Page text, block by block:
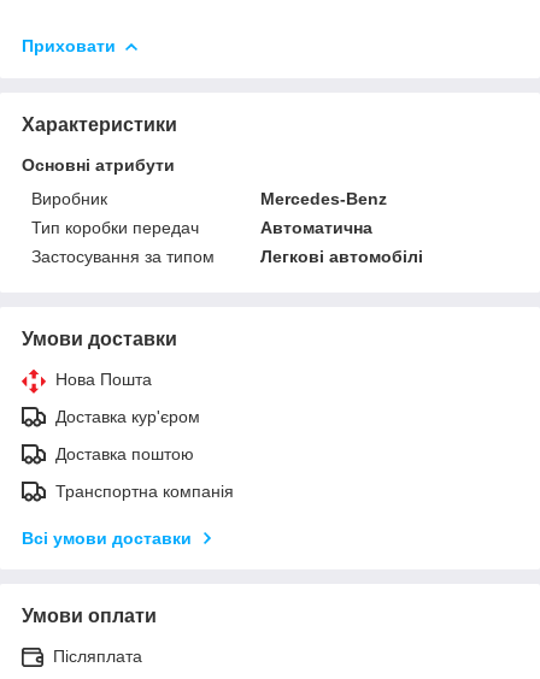
Приховати
Характеристики
Основні атрибути
Виробник
Mercedes-Benz
Тип коробки передач
Автоматична
Застосування за типом
Легкові автомобілі
Умови доставки
Нова Пошта
Доставка кур'єром
Доставка поштою
Транспортна компанія
Всі умови доставки
Умови оплати
Післяплата